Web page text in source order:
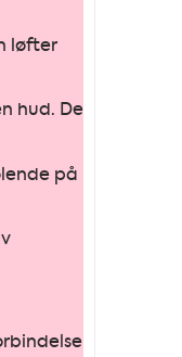
løfter
hud. De
på